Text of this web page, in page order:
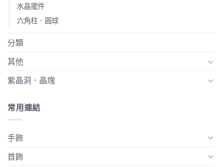
水晶擺件
六角柱．圓球
分類
其他
紫晶洞．晶塊
常用連結
手飾
首飾